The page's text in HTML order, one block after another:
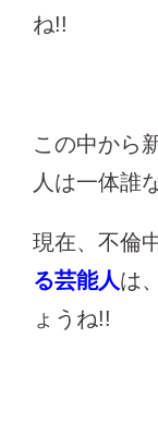
ね!!
この中から
人は一体誰
現在、不倫
る芸能人は
ょうね!!